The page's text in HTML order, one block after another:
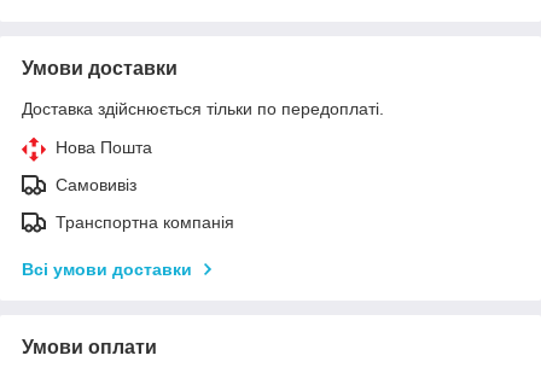
Умови доставки
Доставка здійснюється тільки по передоплаті.
Нова Пошта
Самовивіз
Транспортна компанія
Всі умови доставки
Умови оплати